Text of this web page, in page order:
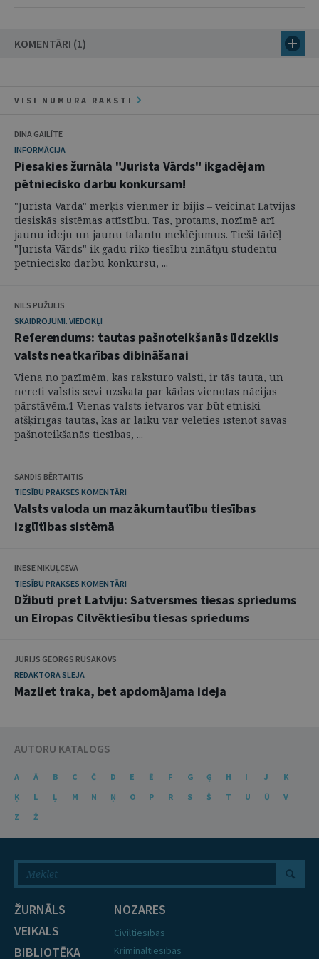
KOMENTĀRI (1)
VISI NUMURA RAKSTI
DINA GAILĪTE
INFORMĀCIJA
Piesakies žurnāla "Jurista Vārds" ikgadējam
pētniecisko darbu konkursam!
"Jurista Vārda" mērķis vienmēr ir bijis – veicināt Latvijas
tiesiskās sistēmas attīstību. Tas, protams, nozīmē arī
jaunu ideju un jaunu talantu meklējumus. Tieši tādēļ
"Jurista Vārds" ik gadu rīko tiesību zinātņu studentu
pētniecisko darbu konkursu, ...
NILS PUŽULIS
SKAIDROJUMI. VIEDOKĻI
Referendums: tautas pašnoteikšanās līdzeklis
valsts neatkarības dibināšanai
Viena no pazīmēm, kas raksturo valsti, ir tās tauta, un
nereti valstis sevi uzskata par kādas vienotas nācijas
pārstāvēm.1 Vienas valsts ietvaros var būt etniski
atšķirīgas tautas, kas ar laiku var vēlēties īstenot savas
pašnoteikšanās tiesības, ...
SANDIS BĒRTAITIS
TIESĪBU PRAKSES KOMENTĀRI
Valsts valoda un mazākumtautību tiesības
izglītības sistēmā
INESE NIKUĻCEVA
TIESĪBU PRAKSES KOMENTĀRI
Džibuti pret Latviju: Satversmes tiesas spriedums
un Eiropas Cilvēktiesību tiesas spriedums
JURIJS GEORGS RUSAKOVS
REDAKTORA SLEJA
Mazliet traka, bet apdomājama ideja
AUTORU KATALOGS
A Ā B C Č D E Ē F G Ģ H I J
K
Ķ
L Ļ M N Ņ O P R S Š T U Ū
V
Z
Ž
ŽURNĀLS
VEIKALS
BIBLIOTĒKA
NOZARES
Civiltiesības
Krimināltiesības